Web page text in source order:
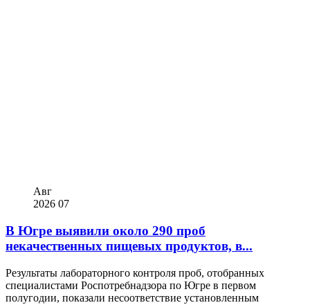
Авг
2026 07
В Югре выявили около 290 проб
некачественных пищевых продуктов, в...
Результаты лабораторного контроля проб, отобранных
специалистами Роспотребнадзора по Югре в первом
полугодии, показали несоответствие установленным